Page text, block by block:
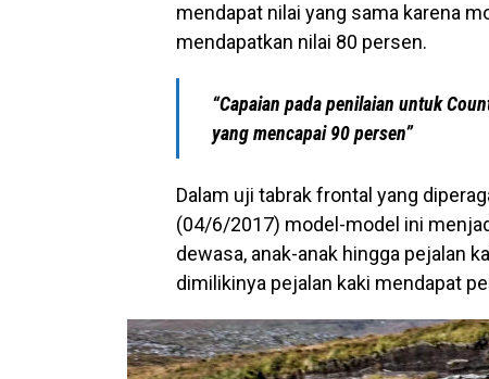
mendapat nilai yang sama karena
mendapatkan nilai 80 persen.
“Capaian pada penilaian untuk
yang mencapai 90 persen”
Dalam uji tabrak frontal yang
(04/6/2017) model-model ini
dewasa, anak-anak hingga pejalan
dimilikinya pejalan kaki mendapat